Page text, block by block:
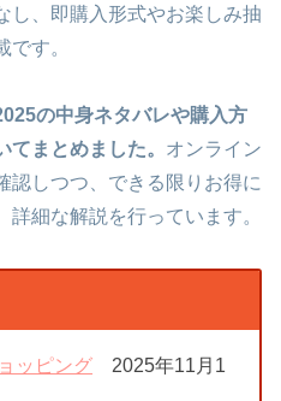
し、即購入形式やお楽しみ抽
す。
の中身ネタバレや購入方
まとめました。 オンライン
認しつつ、できる限りお得に
細な解説を行っています。
ッピング 2025年11月1